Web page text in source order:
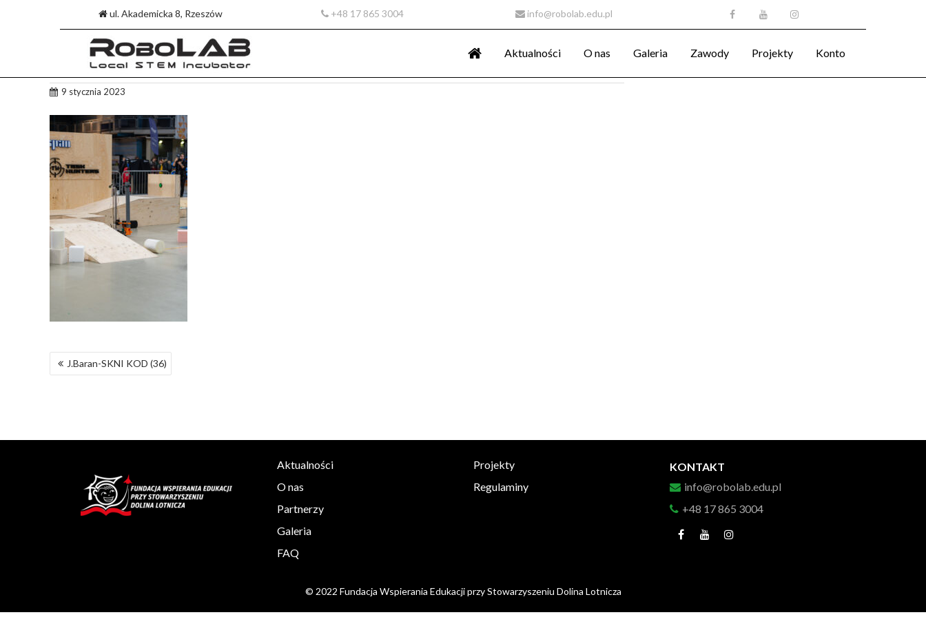
ul. Akademicka 8, Rzeszów +48 17 865 3004 info@robolab.edu.pl
Aktualności O nas Galeria Zawody Projekty Konto
9 stycznia 2023
NAWIGACJA
WPISU
J.Baran-SKNI KOD (36)
Aktualności
O nas
Partnerzy
Galeria
FAQ
Projekty
Regulaminy
KONTAKT
info@robolab.edu.pl
+48 17 865 3004
© 2022 Fundacja Wspierania Edukacji przy Stowarzyszeniu Dolina Lotnicza